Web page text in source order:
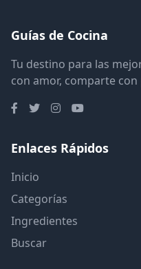
Guías de Cocina
Tu destino para las
con amor, comparte con
Enlaces Rápidos
Inicio
Categorías
Ingredientes
Buscar